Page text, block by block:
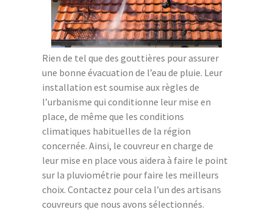
Rien de tel que des gouttières pour assurer
une bonne évacuation de l’eau de pluie. Leur
installation est soumise aux règles de
l’urbanisme qui conditionne leur mise en
place, de même que les conditions
climatiques habituelles de la région
concernée. Ainsi, le couvreur en charge de
leur mise en place vous aidera à faire le point
sur la pluviométrie pour faire les meilleurs
choix. Contactez pour cela l’un des artisans
couvreurs que nous avons sélectionnés.